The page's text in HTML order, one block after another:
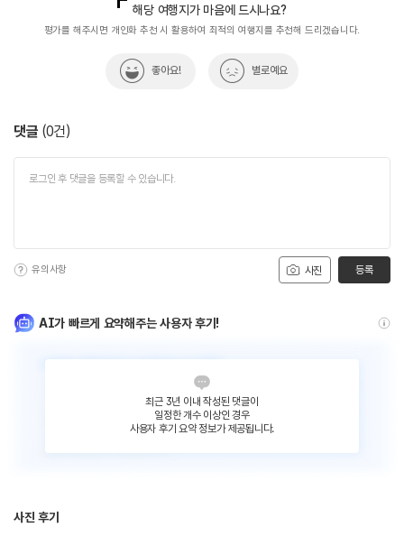
해당 여행지가 마음에 드시나요?
평가를 해주시면 개인화 추천 시 활용하여 최적의 여행지를 추천해 드리겠습니다.
좋아요! 별로예요
댓글 (0건)
사진
유의사항 등록
AI가 빠르게 요약해주는 사용자 후기!
최근 3년 이내 작성된 댓글이
일정한 개수 이상인 경우
사용자 후기 요약 정보가 제공됩니다.
사진 후기